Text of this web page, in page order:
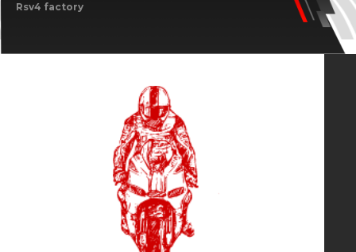
Rsv4 factory